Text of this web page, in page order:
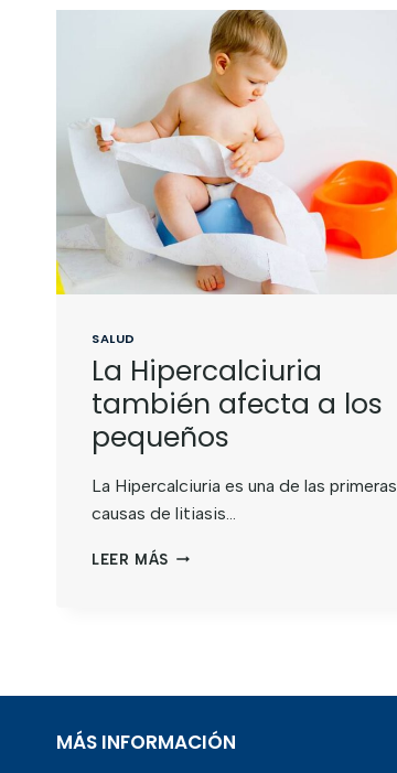
SALUD
La Hipercalciuria
también afecta a los
pequeños
La Hipercalciuria es una de las primeras
causas de litiasis…
LEER MÁS
MÁS INFORMACIÓN